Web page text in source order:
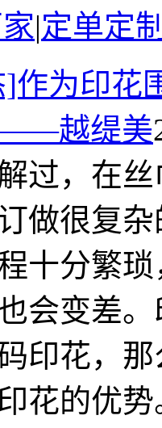
|定单定
作为印花
——越缇美
过，在
做很复
十分繁
会变差
印花，
花的优